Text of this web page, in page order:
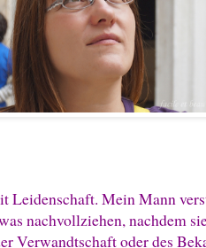
Leidenschaft. Mein Mann
nachvollziehen, nachdem
Verwandtschaft oder des